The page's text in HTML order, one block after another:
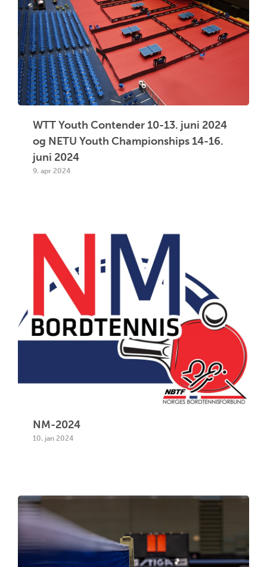
WTT Youth Contender 10-13. juni 2024
og NETU Youth Championships 14-16.
juni 2024
9. apr 2024
NM-2024
10. jan 2024